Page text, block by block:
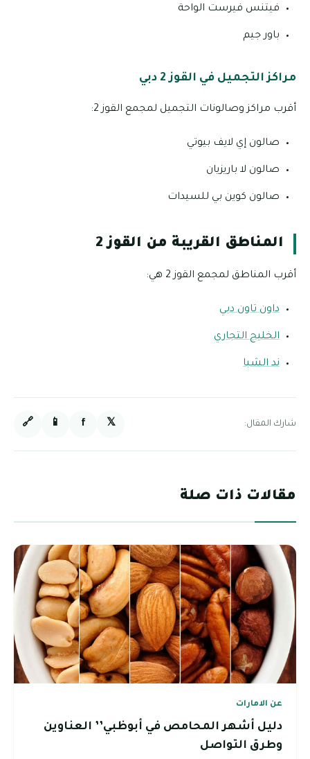
فيتنس فيرست الواحة
باور جيم
مراكز التجميل في القوز 2 دبي
أقرب مراكز وصالونات التجميل لمجمع القوز 2:
صالون إي لايف بيوتي
صالون لا باريزيان
صالون كوين بي للسيدات
المناطق القريبة من القوز 2
أقرب المناطق لمجمع القوز 2 هي:
داون تاون دبي
الخليج التجاري
ند الشبا
شارك المقال: 𝕏
f
📱
🔗
مقالات ذات صلة
عن الامارات
دليل أشهر المحامص في أبوظبي’’ العناوين
وطرق التواصل